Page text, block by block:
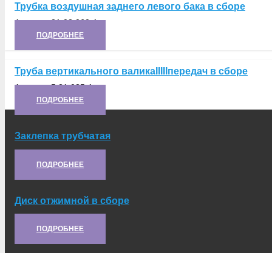
Трубка воздушная заднего левого бака в сборе
Артикул:21.03.060-1
ПОДРОБНЕЕ
Труба вертикального валикаIIIIIпередач в сборе
Артикул:5.21.035-1
ПОДРОБНЕЕ
Заклепка трубчатая
Артикул:ЗТ2-4Х6
ПОДРОБНЕЕ
Диск отжимной в сборе
Артикул:21.10.024-3
ПОДРОБНЕЕ